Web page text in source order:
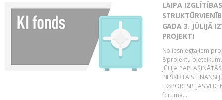
LAIPA
GADA 3. JŪLIJĀ
PROJEKTI
No iesniegtajiem
8 projektu
JŪLIJA
PIEŠĶIRTAIS
EKSPORTSPĒJAS
forumā...